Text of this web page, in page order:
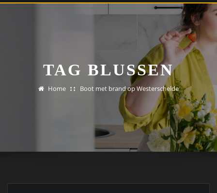
TAG BLUSSEN
Home Boot met brand op Westerschelde